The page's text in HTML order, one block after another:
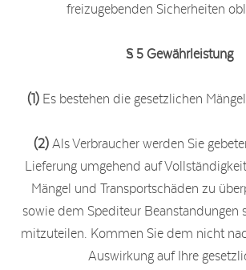
freizugebenden Sicherheiten
§ 5 Gewährleistung
(1) Es bestehen die gesetzlichen
(2)Als Verbraucher werden Sie
Lieferung umgehend auf
Mängel und Transportschäden zu
sowie dem Spediteur Beanstandungen
mitzuteilen. Kommen Sie dem nicht
Auswirkung auf Ihre